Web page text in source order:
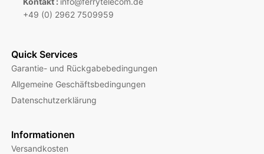
+49 (0) 2962 7509959
Quick Services
Garantie- und Rückgabebedingungen
Allgemeine Geschäftsbedingungen
Datenschutzerklärung
Informationen
Versandkosten